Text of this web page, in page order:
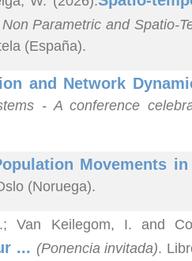
Parametric and Spatio-
(España).
and Network
- A conference
Movements
(Noruega).
Van Keilegom, I. and
... (Ponencia invitada).